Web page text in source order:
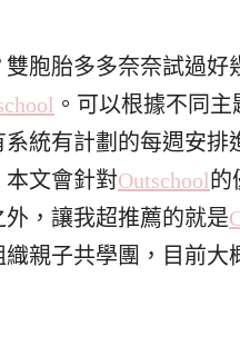
胞胎多多奈奈試過
。可以根據不同
統有計劃的每週安
本文會針對Outschool的
，讓我超推薦的就是
親子共學團，目前大